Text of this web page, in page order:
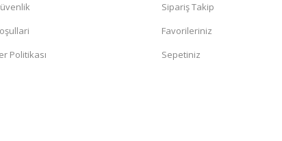
Politikası
Sipariş Takip
Favorileriniz
Sepetiniz